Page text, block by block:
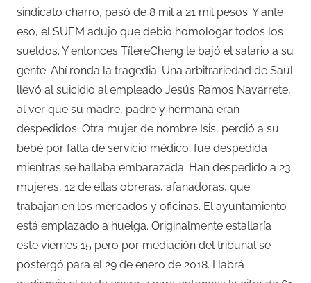
sindicato charro, pasó de 8 mil a 21 mil pesos. Y ante
eso, el SUEM adujo que debió homologar todos los
sueldos. Y entonces TítereCheng le bajó el salario a su
gente. Ahí ronda la tragedia. Una arbitrariedad de Saúl
llevó al suicidio al empleado Jesús Ramos Navarrete,
al ver que su madre, padre y hermana eran
despedidos. Otra mujer de nombre Isis, perdió a su
bebé por falta de servicio médico; fue despedida
mientras se hallaba embarazada. Han despedido a 23
mujeres, 12 de ellas obreras, afanadoras, que
trabajan en los mercados y oficinas. El ayuntamiento
está emplazado a huelga. Originalmente estallaría
este viernes 15 pero por mediación del tribunal se
postergó para el 29 de enero de 2018. Habrá